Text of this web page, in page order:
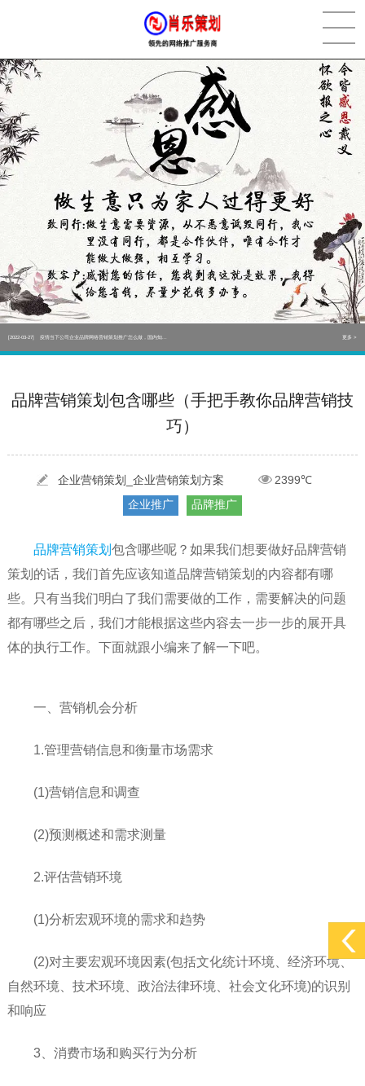
[2022-05-29] 实体门店如何做网络推广吸引客户，实体店网络营销技巧... 更多 >
[2022-05-04] 污水处理设备厂家产品如何做网络推广（污水处理项目网... 更多 >
[2022-03-27] 疫情当下公司企业品牌网络营销策划推广怎么做，国内知... 更多 >
[2022-05-29] 实体门店如何做网络推广吸引客户，实体店网络营销技巧... 更多 >
污水处理设备厂家产品如何做网络推广（污水处理项目网...
品牌营销策划包含哪些（手把手教你品牌营销技
巧）
企业营销策划_企业营销策划方案
2399℃
企业推广
品牌推广
品牌营销策划 包含哪些呢？如果我们想要做好品牌营销
策划的话，我们首先应该知道品牌营销策划的内容都有哪
些。只有当我们明白了我们需要做的工作，需要解决的问题
都有哪些之后，我们才能根据这些内容去一步一步的展开具
体的执行工作。下面就跟小编来了解一下吧。
一、营销机会分析
1.管理营销信息和衡量市场需求
(1)营销信息和调查
(2)预测概述和需求测量
2.评估营销环境
(1)分析宏观环境的需求和趋势
(2)对主要宏观环境因素(包括文化统计环境、经济环境、
自然环境、技术环境、政治法律环境、社会文化环境)的识别
和响应
3、消费市场和购买行为分析